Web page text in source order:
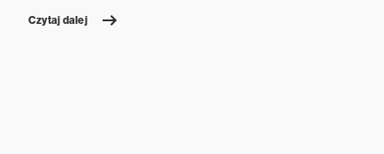
Czytaj dalej